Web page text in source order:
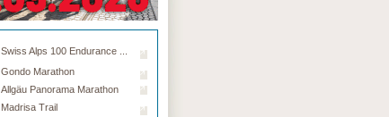
Swiss Alps 100 Endurance ...
Gondo Marathon
Allgäu Panorama Marathon
Madrisa Trail